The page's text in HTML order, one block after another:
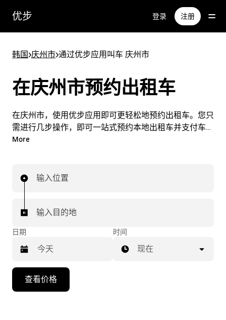
优步 登录 注册
韩国>庆州市>通过优步应用叫车 庆州市
在庆州市预约出租车
在庆州市，使用优步应用即可更轻松地预约出租车。您只
需进行几步操作，即可一站式预约本地出租车并支付车
费。您可以随时在庆州市轻松预约出租车行程。
More
输入位置
输入目的地
日期
向
时间
现在
查看价格